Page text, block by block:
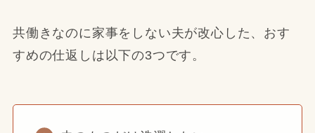
共働きなのに家事をしない夫が改心した、おす
すめの仕返しは以下の3つです。